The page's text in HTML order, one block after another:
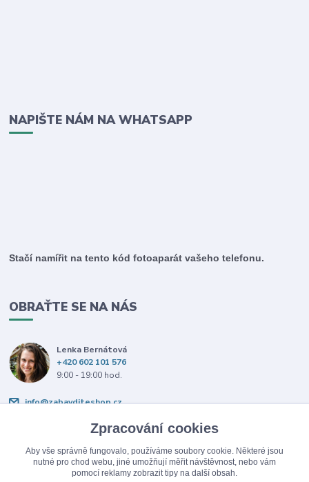
NAPIŠTE NÁM NA WHATSAPP
Stačí namířit na tento kód fotoaparát vašeho telefonu.
OBRAŤTE SE NA NÁS
Lenka Bernátová
+420 602 101 576
9:00 - 19:00 hod.
info@zabavditeshop.cz
Zpracování cookies
Aby vše správně fungovalo, používáme soubory cookie. Některé jsou
nutné pro chod webu, jiné umožňují měřit návštěvnost, nebo vám
pomocí reklamy zobrazit tipy na další obsah.